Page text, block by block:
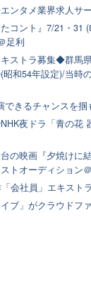
ンタメ業界求人サ
コント』7/21・31
足利
ストラ募集◆群馬
昭和54年設定)/当時
できるチャンスを掴
夜ドラ「青の花
の映画『夕焼けに
トオーディション
会社員」エキスト
イブ」がクラウドフ